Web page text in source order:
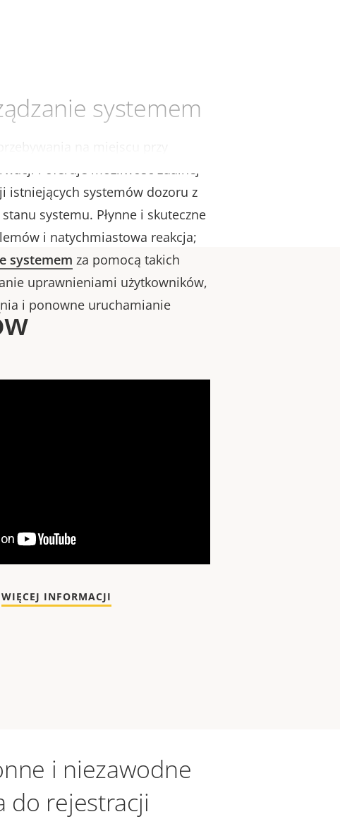
systemem
na miejscu przy
i oferuje możliwość zdalnej
istniejących systemów dozoru z
systemu. Płynne i skuteczne
i natychmiastowa reakcja;
systemem za pomocą takich
uprawnieniami użytkowników,
i ponowne uruchamianie
i niezawodne
do rejestracji
Raw45 Boot Camp
WIĘCEJ INFORMACJI